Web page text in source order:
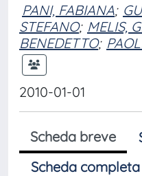
PANI, FABIANA;
STEFANO; MELIS,
BENEDETTO;
2010-01-01
Scheda breve
Scheda completa